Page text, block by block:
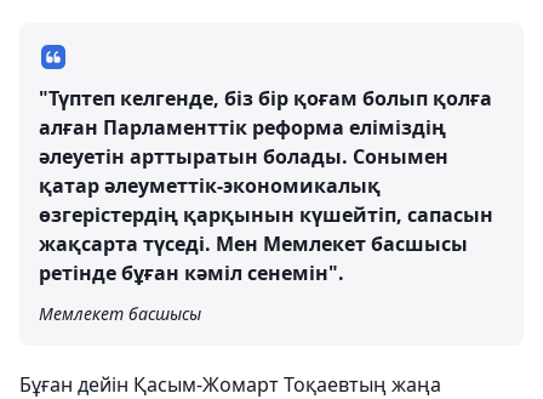
"Түптеп келгенде, біз бір қоғам болып қолға
алған Парламенттік реформа еліміздің
әлеуетін арттыратын болады. Сонымен
қатар әлеуметтік-экономикалық
өзгерістердің қарқынын күшейтіп, сапасын
жақсарта түседі. Мен Мемлекет басшысы
ретінде бұған кәміл сенемін".
Мемлекет басшысы
Бұған дейін Қасым-Жомарт Тоқаевтың жаңа